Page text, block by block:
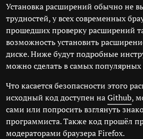
Установка расширений обычно не
трудностей, у всех современных
прошедших проверку расширений
возможность установить
диске. Ниже будут подробные
можно сделать в самых популярных
Что касается безопасности этого
исходный код доступен наGithub,
сами или попросить взглянуть
программиста. Также код прошёл
модераторами браузера Firefox.